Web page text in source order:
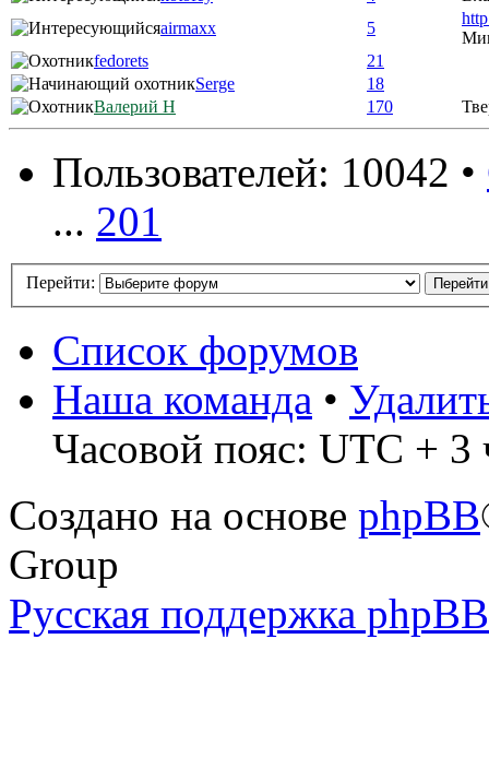
airmaxx
5
fedorets
21
Serge
18
Валерий Н
170
Пользователей: 10042 •
... 201
Перейти:
Список форумов
Наша команда •
Часовой пояс: UTC + 3
Создано на основе phpBB
Group
Русская поддержка phpBB